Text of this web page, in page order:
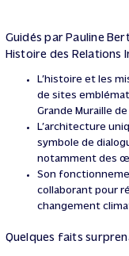
Guidés par Pauline
Histoire des Relations
L’histoire et les
de sites
Grande Muraille de
L’architecture
symbole de
notamment des
Son
collaborant pour
changement
Quelques faits